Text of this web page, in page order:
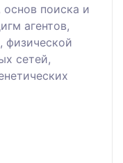
поиска и
агентов,
физической
сетей,